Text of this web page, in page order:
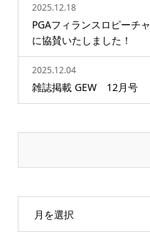
2025.12.18
PGAフィランスロピーチ
に協賛いたしました！
2025.12.04
雑誌掲載 GEW 12月号
月を選択